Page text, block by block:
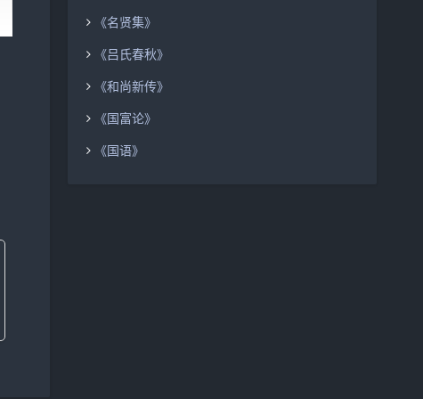
《名贤集》
《吕氏春秋》
《和尚新传》
《国富论》
《国语》